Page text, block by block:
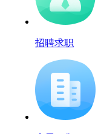
招聘求职